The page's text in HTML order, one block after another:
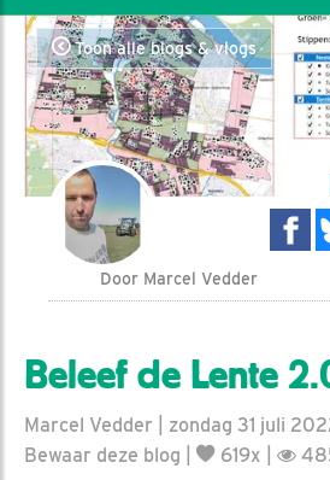
Toon alle blogs & vlogs
Door Marcel Vedder
Beleef de Lente
Marcel Vedder | zondag 31 juli
Bewaar deze blog
619x |